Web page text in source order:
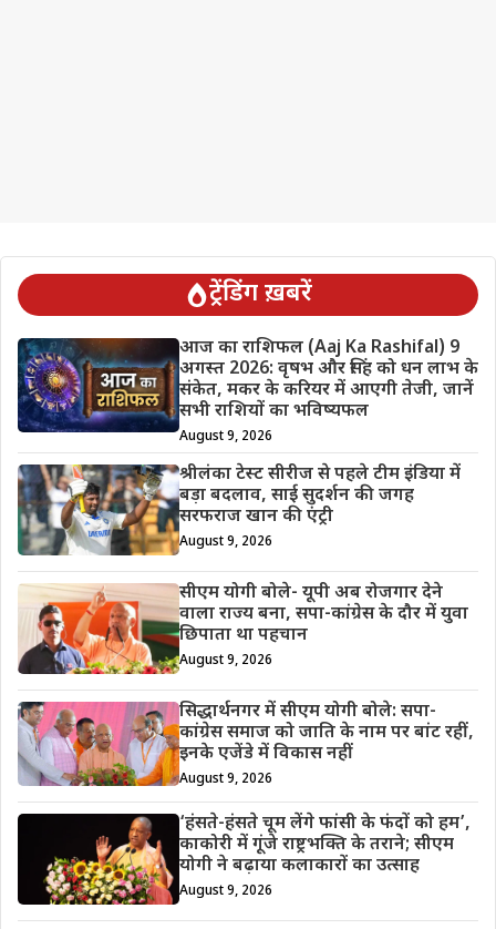
ट्रेंडिंग ख़बरें
आज का राशिफल (Aaj Ka Rashifal) 9
अगस्त 2026: वृषभ और सिंह को धन लाभ के
संकेत, मकर के करियर में आएगी तेजी, जानें
सभी राशियों का भविष्यफल
August 9, 2026
श्रीलंका टेस्ट सीरीज से पहले टीम इंडिया में
बड़ा बदलाव, साई सुदर्शन की जगह
सरफराज खान की एंट्री
August 9, 2026
सीएम योगी बोले- यूपी अब रोजगार देने
वाला राज्य बना, सपा-कांग्रेस के दौर में युवा
छिपाता था पहचान
August 9, 2026
सिद्धार्थनगर में सीएम योगी बोले: सपा-
कांग्रेस समाज को जाति के नाम पर बांट रहीं,
इनके एजेंडे में विकास नहीं
August 9, 2026
‘हंसते-हंसते चूम लेंगे फांसी के फंदों को हम’,
काकोरी में गूंजे राष्ट्रभक्ति के तराने; सीएम
योगी ने बढ़ाया कलाकारों का उत्साह
August 9, 2026